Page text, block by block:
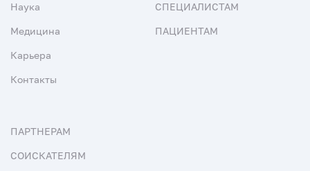
Наука
Медицина
Карьера
Контакты
СПЕЦИАЛИСТАМ
ПАЦИЕНТАМ
ПАРТНЕРАМ
СОИСКАТЕЛЯМ